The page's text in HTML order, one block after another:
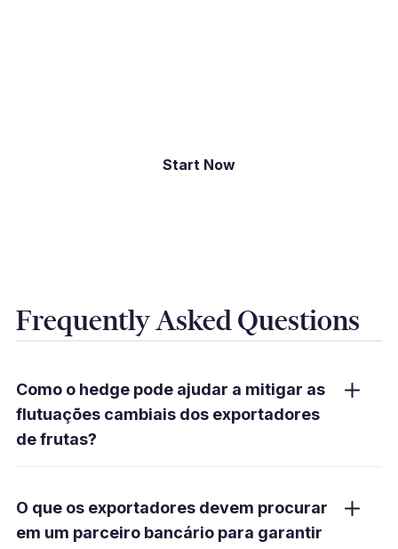
Start Now
Frequently Asked Questions
Como o hedge pode ajudar a mitigar as
flutuações cambiais dos exportadores
de frutas?
bloqueiem as taxas de câmbio ou se
protejam contra movimentos adversos,
reduzindo o risco de perdas financeiras
O que os exportadores devem procurar
em um parceiro bancário para garantir